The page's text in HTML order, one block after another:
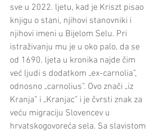
sve u 2022. ljetu, kad je Kriszt pisao
knjigu o stani, njihovi stanovniki i
njihovi imeni u Bijelom Selu. Pri
istraživanju mu je u oko palo, da se
od 1690. ljeta u kronika najde čim
već ljudi s dodatkom „ex-carnolia”,
odnosno „carnolius”. Ovo znači „iz
Kranja” i „Kranjac” i je čvrsti znak za
veću migraciju Slovencev u
hrvatskogovoreća sela. Sa slavistom